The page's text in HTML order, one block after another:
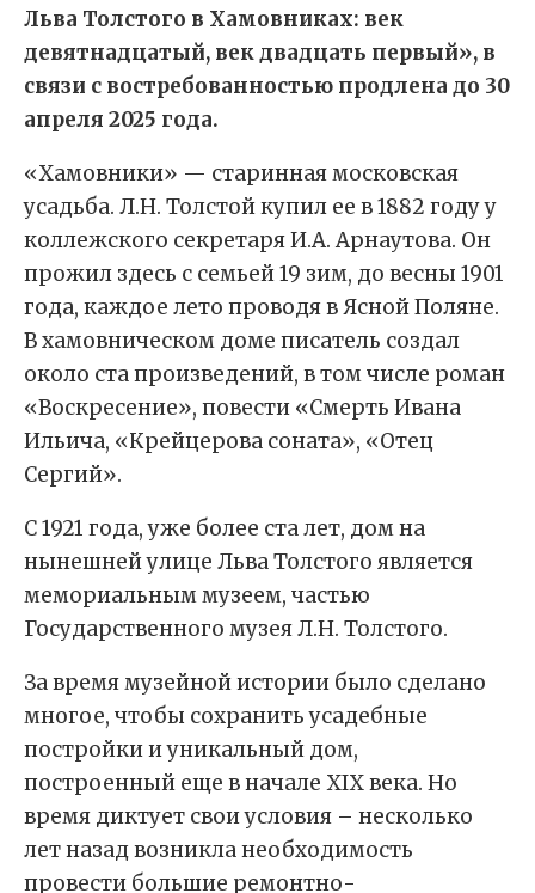
Льва Толстого в Хамовниках: век
девятнадцатый, век двадцать первый», в
связи с востребованностью продлена до 30
апреля 2025 года.
«Хамовники» — старинная московская
усадьба. Л.Н. Толстой купил ее в 1882 году у
коллежского секретаря И.А. Арнаутова. Он
прожил здесь с семьей 19 зим, до весны 1901
года, каждое лето проводя в Ясной Поляне.
В хамовническом доме писатель создал
около ста произведений, в том числе роман
«Воскресение», повести «Смерть Ивана
Ильича, «Крейцерова соната», «Отец
Сергий».
C 1921 года, уже более ста лет, дом на
нынешней улице Льва Толстого является
мемориальным музеем, частью
Государственного музея Л.Н. Толстого.
За время музейной истории было сделано
многое, чтобы сохранить усадебные
постройки и уникальный дом,
построенный еще в начале XIX века. Но
время диктует свои условия – несколько
лет назад возникла необходимость
провести большие ремонтно-